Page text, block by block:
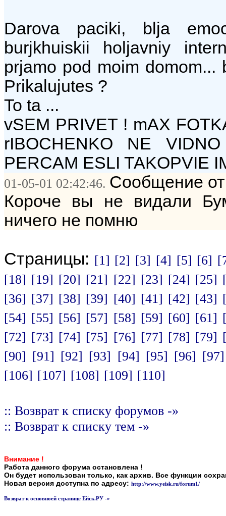
Darova paciki, blja
burjkhuiskii holjavniy
prjamo pod moim domom...
Prikalujutes ?
To ta ...
vSEM PRIVET ! mAX
rIBOCHENKO NE
PERCAM ESLI TAKOPVIE
01-05-01 02:42:46. Сообщение
Короче вы не видали
ничего не помню
Страницы: [1] [2] [3] [4] [5] [6]
[18] [19] [20] [21] [22] [23] [24] [25]
[36] [37] [38] [39] [40] [41] [42] [43]
[54] [55] [56] [57] [58] [59] [60] [61]
[72] [73] [74] [75] [76] [77] [78] [79]
[90] [91] [92] [93] [94] [95] [96] [97]
[106] [107] [108] [109] [110]
:: Возврат к списку форумов -»
:: Возврат к списку тем -»
Внимание !
Работа данного форума остановлена !
Он будет использован только, как архив. Все функции
Новая версия доступна по адресу: http://www.yeisk.ru/forum1/
Возврат к основноей странице Ейск.РУ -»